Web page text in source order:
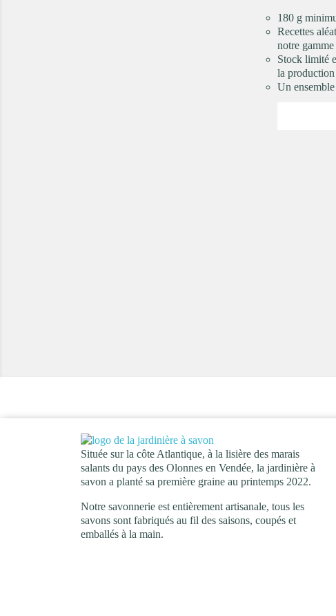
180 g
Recettes
notre
Stock limité
la production
Un
Située sur la côte Atlantique, à la lisière des marais
salants du pays des Olonnes en Vendée, la jardinière à
savon a planté sa première graine au printemps 2022.
Notre savonnerie est entièrement artisanale, tous les
savons sont fabriqués au fil des saisons, coupés et
emballés à la main.